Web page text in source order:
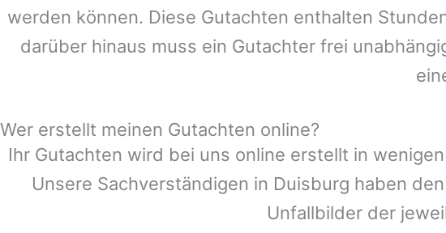
werden können. Diese Gutachten enthalten
darüber hinaus muss ein Gutachter frei
Wer erstellt meinen Gutachten online?
Ihr Gutachten wird bei uns online erstellt in
Unsere Sachverständigen in Duisburg haben
Unfallbilder der